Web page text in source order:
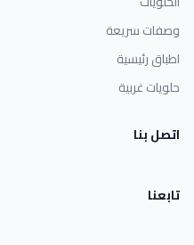
وصفات سريعة
اطباق رئيسية
حلويات غربية
اتصل بنا
تابعنا